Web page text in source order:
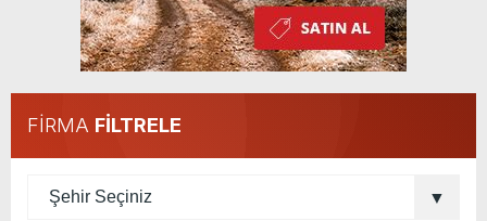
FİRMA FİLTRELE